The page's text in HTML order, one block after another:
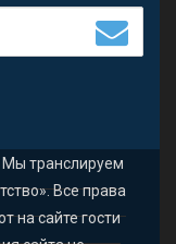
транслируем
Все права
на сайте гости